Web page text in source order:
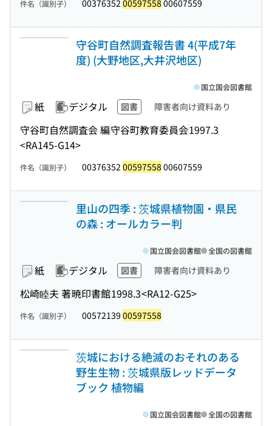
件名（識別子） 00376352 00597558 00607559
守谷町自然調査報告書 4(平成7年
度) (大野地区,大井沢地区)
紙 デジタル 図書 障害者向け資料あり
守谷町自然調査会 編守谷町教育委員会1997.3
<RA145-G14>
国立国会図書館
件名（識別子） 00376352 00597558 00607559
里山の四季 : 茨城県植物園・県民
の森 : オールカラー判
紙 デジタル 図書 障害者向け資料あり
松崎睦夫 著暁印書館1998.3<RA12-G25>
国立国会図書館 全国の図書館
件名（識別子） 00572139 00597558
茨城における絶滅のおそれのある
野生生物 : 茨城県版レッドデータ
ブック 植物編
国立国会図書館 全国の図書館